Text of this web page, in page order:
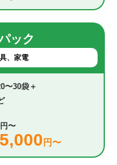
ック
、家電
〜30袋＋
円〜
円〜